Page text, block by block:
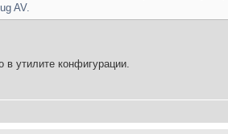
AV.
в утилите конфигурации.